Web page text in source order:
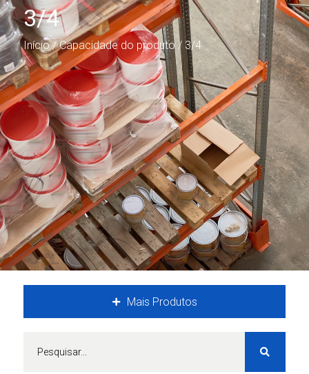
3/4
Início/ Capacidade do produto / 3/4
Mais Produtos